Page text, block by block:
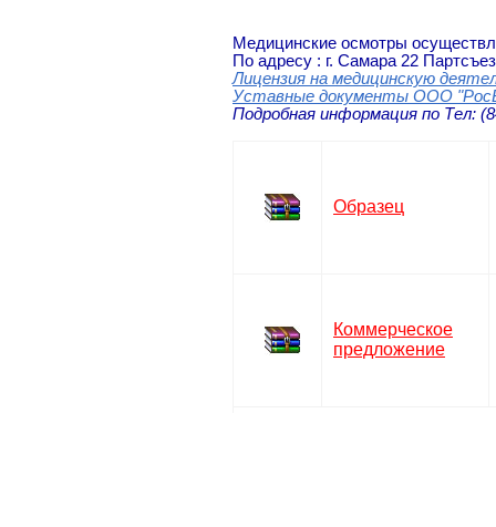
Медицинские осмотры
По адресу : г. Самара 22
Лицензия на медицинскую
Уставные документы ООО
Подробная информация по Тел:
Образец
Коммерческое
предложение